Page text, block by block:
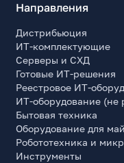
Направления
Дистрибьюция
ИТ-комплектующие
Серверы и СХД
Готовые ИТ-решения
Реестровое ИТ-
ИТ-оборудование (не
Бытовая техника
Оборудование для
Робототехника и
Инструменты